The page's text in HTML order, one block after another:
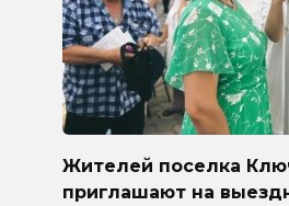
Жителей поселка
приглашают на